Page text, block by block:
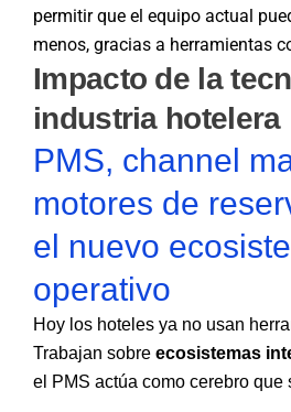
permitir que el equipo actual
menos, gracias a herramientas
Impacto de la
industria hotelera
PMS, channel
motores de
el nuevo
operativo
Hoy los hoteles ya no usan
Trabajan sobre ecosistemas
el PMS actúa como cerebro que